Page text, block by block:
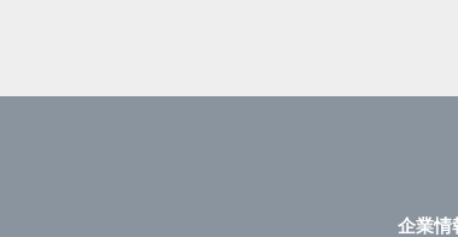
企業情